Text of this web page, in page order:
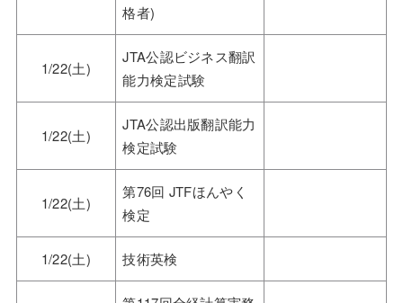
格者)
1/22(土)
JTA公認ビジネス翻訳
能力検定試験
1/22(土)
JTA公認出版翻訳能力
検定試験
1/22(土)
第76回 JTFほんやく
検定
1/22(土) 技術英検